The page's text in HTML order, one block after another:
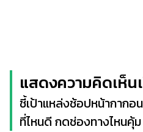
แสดงความคิดเห็น
ชี้เป้าแหล่งช้อปหน้ากากอ
ที่ไหนดี กดช่องทางไหนคุ้